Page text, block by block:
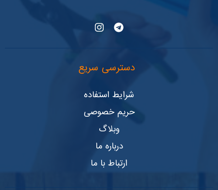
دسترسی سریع
شرایط استفاده
حریم خصوصی
وبلاگ
درباره ما
ارتباط با ما